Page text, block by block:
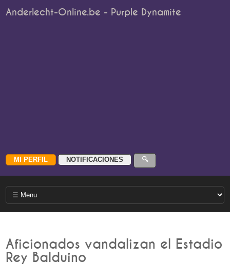
Anderlecht-Online.be - Purple Dynamite
Aficionados vandalizan el Estadio
Rey Balduino